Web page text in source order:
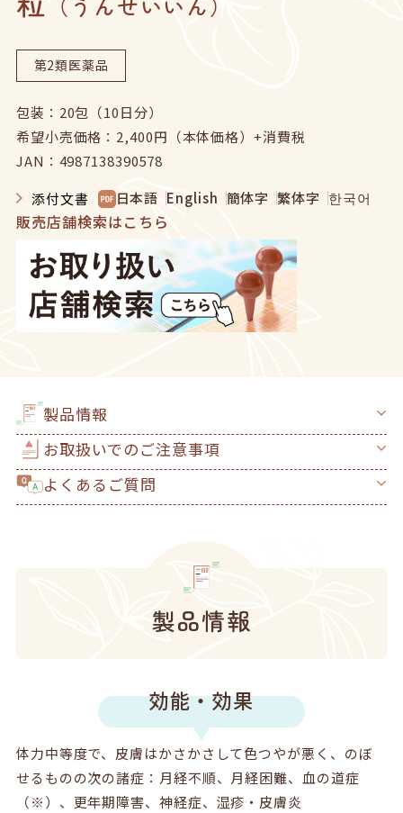
お問い合わせ
ニュース
English 中文
第2類医薬品
包装：20包（10日分）
希望小売価格：2,400円（本体価格）+消費税
JAN：4987138390578
添付文書
日本語 English 簡体字 繁体字 한국어
販売店舗検索はこちら
製品情報
お取扱いでのご注意事項
よくあるご質問
製品情報
効能・効果
体力中等度で、皮膚はかさかさして色つやが悪く、のぼ
せるものの次の諸症：月経不順、月経困難、血の道症
（※）、更年期障害、神経症、湿疹・皮膚炎